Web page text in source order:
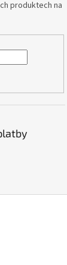
produktech na